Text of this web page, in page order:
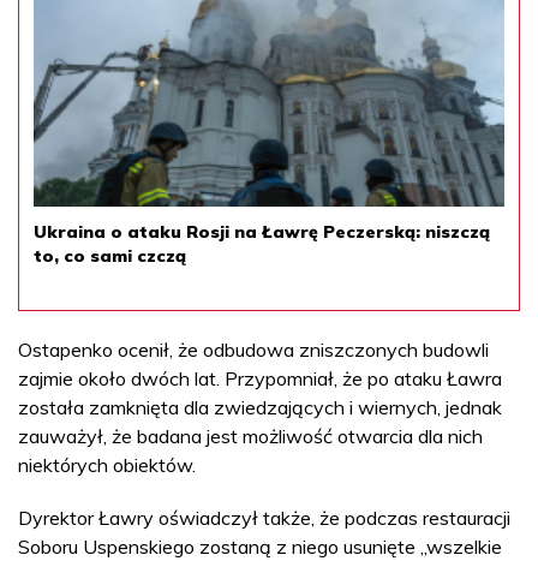
Ukraina o ataku Rosji na Ławrę Peczerską: niszczą
to, co sami czczą
Ostapenko ocenił, że odbudowa zniszczonych budowli
zajmie około dwóch lat. Przypomniał, że po ataku Ławra
została zamknięta dla zwiedzających i wiernych, jednak
zauważył, że badana jest możliwość otwarcia dla nich
niektórych obiektów.
Dyrektor Ławry oświadczył także, że podczas restauracji
Soboru Uspenskiego zostaną z niego usunięte „wszelkie